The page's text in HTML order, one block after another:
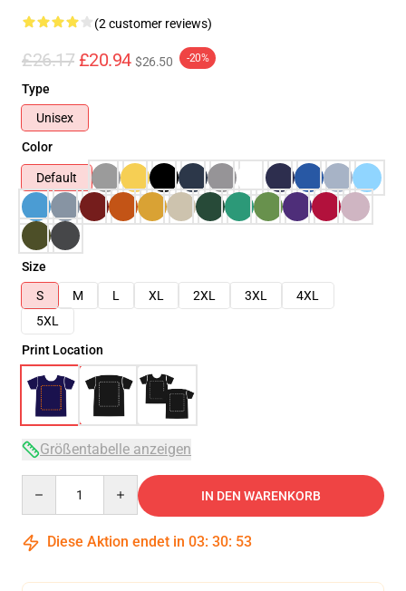
(2 customer reviews)
£26.17 £20.94 $26.50 -20%
Type
Unisex
Color
Default
Size
S
M L XL 2XL 3XL
4XL
5XL
Print Location
Größentabelle anzeigen
IN DEN WARENKORB
Diese Aktion endet in 03: 30: 52